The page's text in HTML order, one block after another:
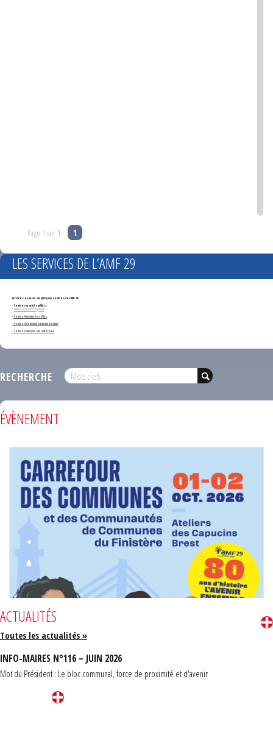
Page 1 sur 1 1
LES SERVICES DE L’AMF 29
Accédez en un clic aux principaux services de l'AMF 29 :
- Services marchés publics :
*Annonces de marchés publics
-Service formation des élus
- Service Orientation et documentation
- Services ouverts aux adhérents
RECHERCHE
ÉVÈNEMENT
ACTUALITÉS
Toutes les actualités »
INFO-MAIRES N°116 – JUIN 2026
Mot du Président : Le bloc communal, force de proximité et d'avenir